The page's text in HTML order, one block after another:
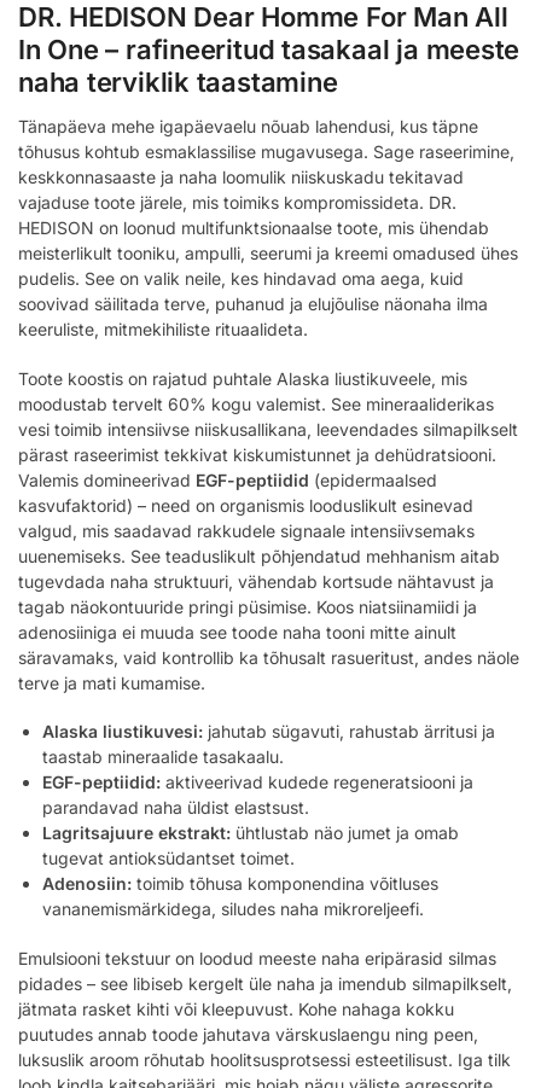
DR. HEDISON Dear Homme For Man All
In One – rafineeritud tasakaal ja meeste
naha terviklik taastamine
Tänapäeva mehe igapäevaelu nõuab lahendusi, kus täpne
tõhusus kohtub esmaklassilise mugavusega. Sage raseerimine,
keskkonnasaaste ja naha loomulik niiskuskadu tekitavad
vajaduse toote järele, mis toimiks kompromissideta. DR.
HEDISON on loonud multifunktsionaalse toote, mis ühendab
meisterlikult tooniku, ampulli, seerumi ja kreemi omadused ühes
pudelis. See on valik neile, kes hindavad oma aega, kuid
soovivad säilitada terve, puhanud ja elujõulise näonaha ilma
keeruliste, mitmekihiliste rituaalideta.
Toote koostis on rajatud puhtale Alaska liustikuveele, mis
moodustab tervelt 60% kogu valemist. See mineraaliderikas
vesi toimib intensiivse niiskusallikana, leevendades silmapilkselt
pärast raseerimist tekkivat kiskumistunnet ja dehüdratsiooni.
Valemis domineerivad EGF-peptiidid (epidermaalsed
kasvufaktorid) – need on organismis looduslikult esinevad
valgud, mis saadavad rakkudele signaale intensiivsemaks
uuenemiseks. See teaduslikult põhjendatud mehhanism aitab
tugevdada naha struktuuri, vähendab kortsude nähtavust ja
tagab näokontuuride pringi püsimise. Koos niatsiinamiidi ja
adenosiiniga ei muuda see toode naha tooni mitte ainult
säravamaks, vaid kontrollib ka tõhusalt rasueritust, andes näole
terve ja mati kumamise.
Alaska liustikuvesi: jahutab sügavuti, rahustab ärritusi ja
taastab mineraalide tasakaalu.
EGF-peptiidid: aktiveerivad kudede regeneratsiooni ja
parandavad naha üldist elastsust.
Lagritsajuure ekstrakt: ühtlustab näo jumet ja omab
tugevat antioksüdantset toimet.
Adenosiin: toimib tõhusa komponendina võitluses
vananemismärkidega, siludes naha mikroreljeefi.
Emulsiooni tekstuur on loodud meeste naha eripärasid silmas
pidades – see libiseb kergelt üle naha ja imendub silmapilkselt,
jätmata rasket kihti või kleepuvust. Kohe nahaga kokku
puutudes annab toode jahutava värskuslaengu ning peen,
luksuslik aroom rõhutab hoolitsusprotsessi esteetilisust. Iga tilk